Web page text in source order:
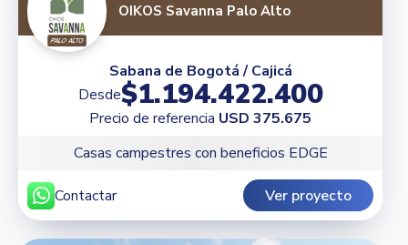
OIKOS Savanna Palo Alto
Sabana de Bogotá / Cajicá
Desde$1.194.422.400
Precio de referencia USD 375.675
Casas campestres con beneficios EDGE
Contactar Ver proyecto